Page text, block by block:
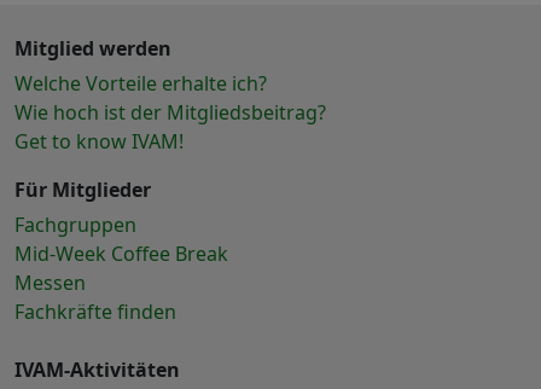
Mitglied werden
Welche Vorteile erhalte ich?
Wie hoch ist der Mitgliedsbeitrag?
Get to know IVAM!
Für Mitglieder
Fachgruppen
Mid-Week Coffee Break
Messen
Fachkräfte finden
IVAM-Aktivitäten